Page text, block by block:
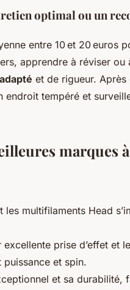
optimal ou un
entre 10 et 20 euros
apprendre à réviser ou
et de rigueur. Après
endroit tempéré et
marques à
les multifilaments Head
prise d’effet et
et spin.
et sa durabilité,